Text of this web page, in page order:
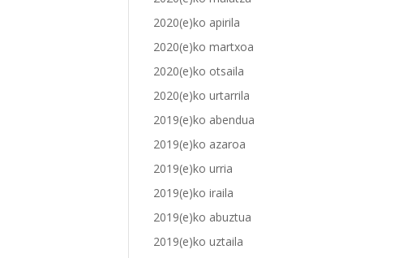
2020(e)ko apirila
2020(e)ko martxoa
2020(e)ko otsaila
2020(e)ko urtarrila
2019(e)ko abendua
2019(e)ko azaroa
2019(e)ko urria
2019(e)ko iraila
2019(e)ko abuztua
2019(e)ko uztaila